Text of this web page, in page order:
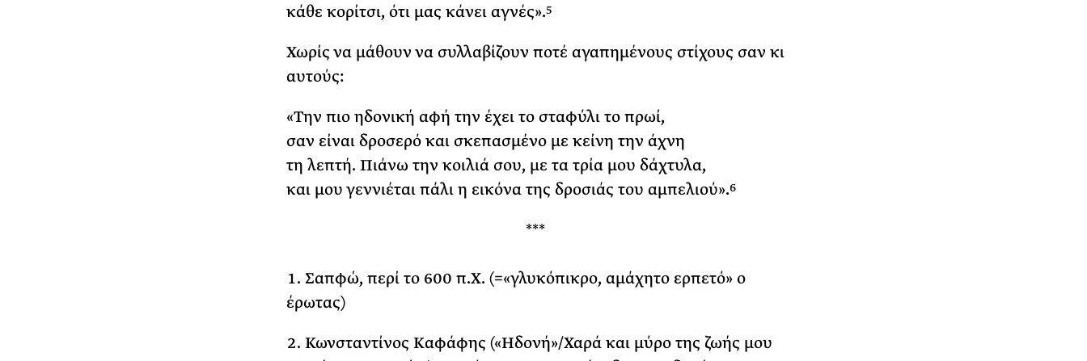
κάθε κορίτσι, ότι μας κάνει αγνές».5
Χωρίς να μάθουν να συλλαβίζουν ποτέ αγαπημένους στίχους σαν κι
αυτούς:
«Την πιο ηδονική αφή την έχει το σταφύλι το πρωί,
σαν είναι δροσερό και σκεπασμένο με κείνη την άχνη
τη λεπτή. Πιάνω την κοιλιά σου, με τα τρία μου δάχτυλα,
και μου γεννιέται πάλι η εικόνα της δροσιάς του αμπελιού».6
***
Σαπφώ, περί το 600 π.Χ. (=«γλυκόπικρο, αμάχητο ερπετό» ο
έρωτας)
Κωνσταντίνος Καφάφης («Ηδονή»/Χαρά και μύρο της ζωής μου